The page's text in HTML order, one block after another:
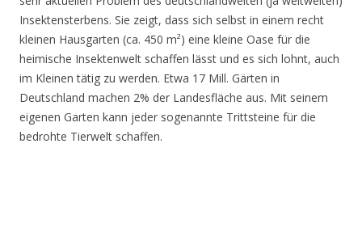
Insektensterbens. Sie zeigt, dass sich selbst in einem recht
kleinen Hausgarten (ca. 450 m²) eine kleine Oase für die
heimische Insektenwelt schaffen lässt und es sich lohnt, auch
im Kleinen tätig zu werden. Etwa 17 Mill. Gärten in
Deutschland machen 2% der Landesfläche aus. Mit seinem
eigenen Garten kann jeder sogenannte Trittsteine für die
bedrohte Tierwelt schaffen.